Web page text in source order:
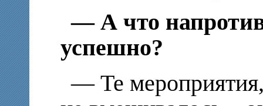
— А что
успешно?
— Те мероприятия,